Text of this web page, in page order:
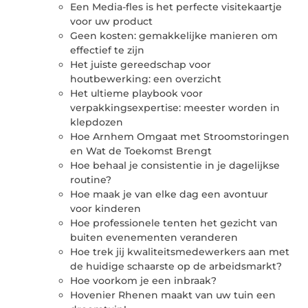
Een Media-fles is het perfecte visitekaartje
voor uw product
Geen kosten: gemakkelijke manieren om
effectief te zijn
Het juiste gereedschap voor
houtbewerking: een overzicht
Het ultieme playbook voor
verpakkingsexpertise: meester worden in
klepdozen
Hoe Arnhem Omgaat met Stroomstoringen
en Wat de Toekomst Brengt
Hoe behaal je consistentie in je dagelijkse
routine?
Hoe maak je van elke dag een avontuur
voor kinderen
Hoe professionele tenten het gezicht van
buiten evenementen veranderen
Hoe trek jij kwaliteitsmedewerkers aan met
de huidige schaarste op de arbeidsmarkt?
Hoe voorkom je een inbraak?
Hovenier Rhenen maakt van uw tuin een